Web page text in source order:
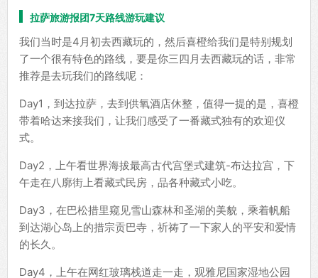
拉萨旅游报团7天路线游玩建议
我们当时是4月初去西藏玩的，然后喜橙给我们是特别规划
了一个很有特色的路线，要是你三四月去西藏玩的话，非常
推荐是去玩我们的路线呢：
Day1，到达拉萨，去到供氧酒店休整，值得一提的是，喜橙
带着哈达来接我们，让我们感受了一番藏式独有的欢迎仪
式。
Day2，上午看世界海拔最高古代宫堡式建筑-布达拉宫，下
午走在八廓街上看藏式民房，品各种藏式小吃。
Day3，在巴松措里窥见雪山森林和圣湖的美貌，乘着帆船
到达湖心岛上的措宗贡巴寺，祈祷了一下家人的平安和爱情
的长久。
Day4，上午在网红玻璃栈道走一走，观雅尼国家湿地公园